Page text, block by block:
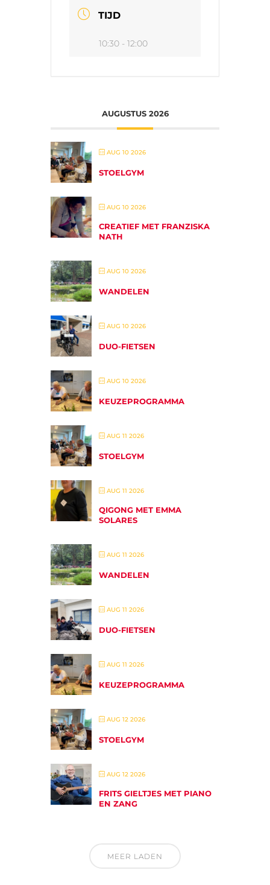
TIJD
10:30 - 12:00
AUGUSTUS 2026
AUG 10 2026
STOELGYM
AUG 10 2026
CREATIEF MET FRANZISKA
NATH
AUG 10 2026
WANDELEN
AUG 10 2026
DUO-FIETSEN
AUG 10 2026
KEUZEPROGRAMMA
AUG 11 2026
STOELGYM
AUG 11 2026
QIGONG MET EMMA
SOLARES
AUG 11 2026
WANDELEN
AUG 11 2026
DUO-FIETSEN
AUG 11 2026
KEUZEPROGRAMMA
AUG 12 2026
STOELGYM
AUG 12 2026
FRITS GIELTJES MET PIANO
EN ZANG
MEER LADEN